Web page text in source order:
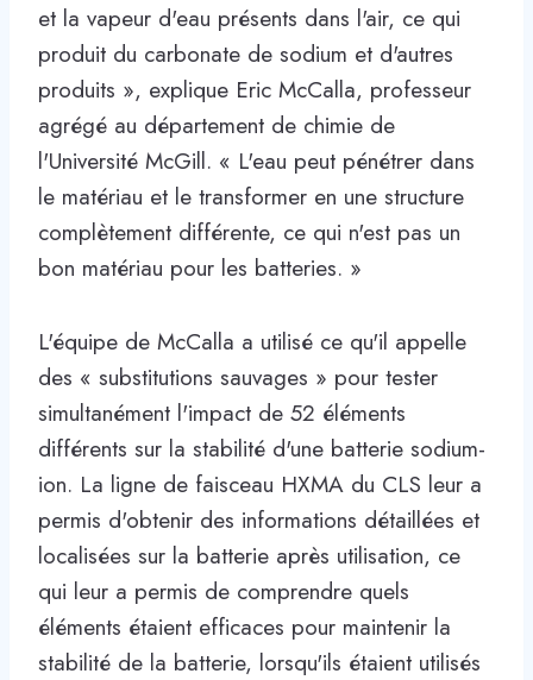
et la vapeur d'eau présents dans l'air, ce qui
produit du carbonate de sodium et d'autres
produits », explique Eric McCalla, professeur
agrégé au département de chimie de
l'Université McGill. « L'eau peut pénétrer dans
le matériau et le transformer en une structure
complètement différente, ce qui n'est pas un
bon matériau pour les batteries. »
L'équipe de McCalla a utilisé ce qu'il appelle
des « substitutions sauvages » pour tester
simultanément l'impact de 52 éléments
différents sur la stabilité d'une batterie sodium-
ion. La ligne de faisceau HXMA du CLS leur a
permis d'obtenir des informations détaillées et
localisées sur la batterie après utilisation, ce
qui leur a permis de comprendre quels
éléments étaient efficaces pour maintenir la
stabilité de la batterie, lorsqu'ils étaient utilisés